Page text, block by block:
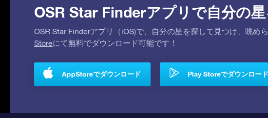
OSR Star Finderアプリで自分の星
OSR Star Finderアプリ（iOS)で、自分の星を探して見つけ、眺め
Storeにて無料でダウンロード可能です！
AppStoreでダウンロード Play Storeでダウンロード